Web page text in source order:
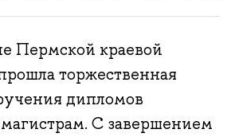
Пермской краевой
торжественная
дипломов
С завершением